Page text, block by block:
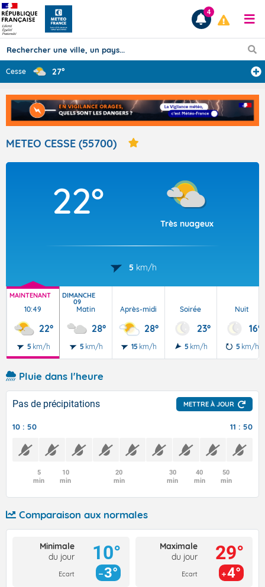
Prévisions
TOUS LES RÉSULTATS
Articles
4
Cesse 27°
METEO CESSE (55700)
22°
Très nuageux
5 km/h
MAINTENANT
10:49
22°
5 km/h
DIMANCHE
09
Matin
28°
5 km/h
Après-midi
28°
15 km/h
Soirée
23°
5 km/h
Nuit
16°
5 km/h
Pluie dans l'heure
Pas de précipitations METTRE À JOUR
10 : 50 11 : 50
5
min
10
min
20
min
30
min
40
min
50
min
Comparaison aux normales
Minimale
du jour
Ecart
10°
3°
Maximale
du jour
Ecart
29°
4°